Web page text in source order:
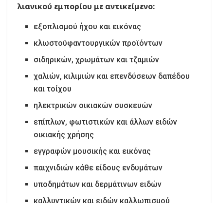
λιανικού εμπορίου με αντικείμενο:
εξοπλισμού ήχου και εικόνας
κλωστοϋφαντουργικών προϊόντων
σιδηρικών, χρωμάτων και τζαμιών
χαλιών, κιλιμιών και επενδύσεων δαπέδου
και τοίχου
ηλεκτρικών οικιακών συσκευών
επίπλων, φωτιστικών και άλλων ειδών
οικιακής χρήσης
εγγραφών μουσικής και εικόνας
παιχνιδιών κάθε είδους ενδυμάτων
υποδημάτων και δερμάτινων ειδών
καλλυντικών και ειδών καλλωπισμού